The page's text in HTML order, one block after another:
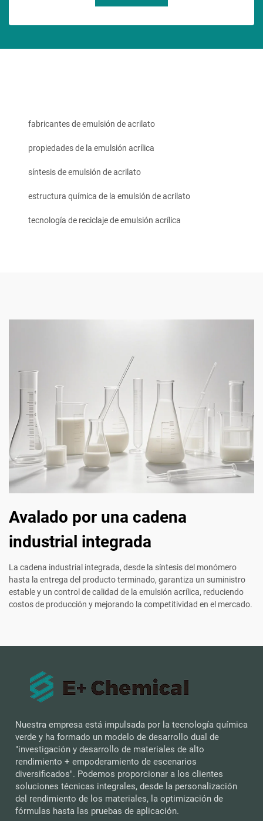
fabricantes de emulsión de acrilato
propiedades de la emulsión acrílica
síntesis de emulsión de acrilato
estructura química de la emulsión de acrilato
tecnología de reciclaje de emulsión acrílica
Avalado por una cadena
industrial integrada
La cadena industrial integrada, desde la síntesis del monómero
hasta la entrega del producto terminado, garantiza un suministro
estable y un control de calidad de la emulsión acrílica, reduciendo
costos de producción y mejorando la competitividad en el mercado.
Nuestra empresa está impulsada por la tecnología química
verde y ha formado un modelo de desarrollo dual de
"investigación y desarrollo de materiales de alto
rendimiento + empoderamiento de escenarios
diversificados". Podemos proporcionar a los clientes
soluciones técnicas integrales, desde la personalización
del rendimiento de los materiales, la optimización de
fórmulas hasta las pruebas de aplicación.